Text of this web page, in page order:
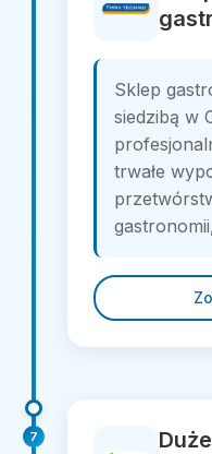
Sklep
siedzibą w
trwałe
7